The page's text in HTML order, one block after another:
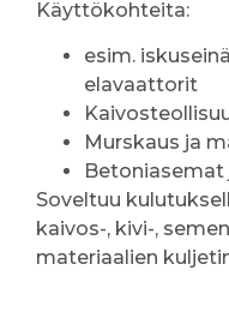
Käyttökohteita:
esim.
elavaattorit
Murskaus ja
Soveltuu
kaivos-, kivi-,
materiaalien